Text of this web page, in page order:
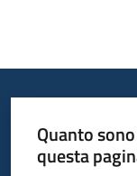
Quanto
questa